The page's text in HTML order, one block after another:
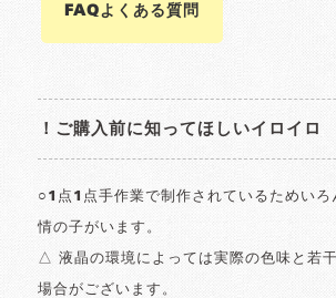
FAQよくある質問
！ご購入前に知ってほしいイロイロ
○1点1点手作業で制作されているためいろ
情の子がいます。
△ 液晶の環境によっては実際の色味と若
場合がございます。